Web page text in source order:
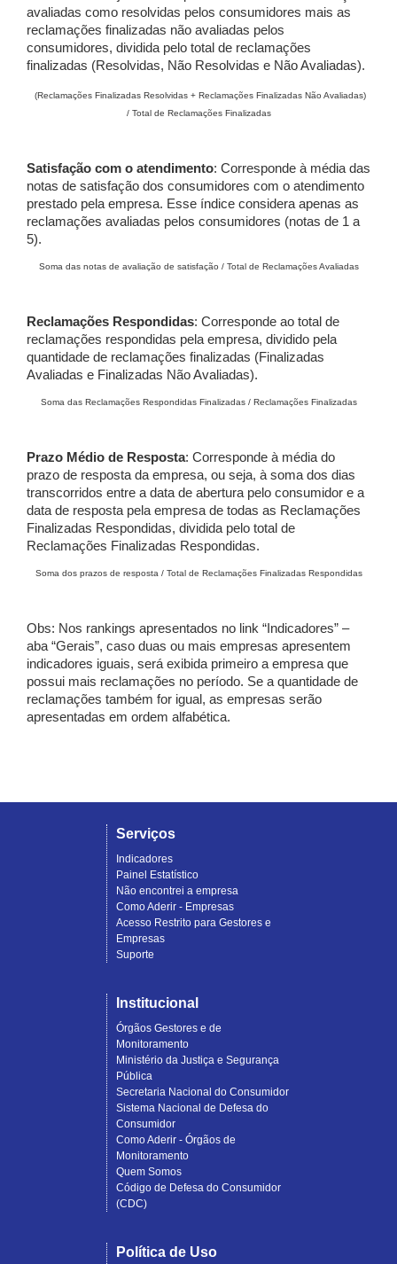
avaliadas como resolvidas pelos consumidores mais as
reclamações finalizadas não avaliadas pelos
consumidores, dividida pelo total de reclamações
finalizadas (Resolvidas, Não Resolvidas e Não Avaliadas).
(Reclamações Finalizadas Resolvidas + Reclamações Finalizadas Não Avaliadas)
/ Total de Reclamações Finalizadas
Satisfação com o atendimento: Corresponde à média das
notas de satisfação dos consumidores com o atendimento
prestado pela empresa. Esse índice considera apenas as
reclamações avaliadas pelos consumidores (notas de 1 a
5).
Soma das notas de avaliação de satisfação / Total de Reclamações Avaliadas
Reclamações Respondidas: Corresponde ao total de
reclamações respondidas pela empresa, dividido pela
quantidade de reclamações finalizadas (Finalizadas
Avaliadas e Finalizadas Não Avaliadas).
Soma das Reclamações Respondidas Finalizadas / Reclamações Finalizadas
Prazo Médio de Resposta: Corresponde à média do
prazo de resposta da empresa, ou seja, à soma dos dias
transcorridos entre a data de abertura pelo consumidor e a
data de resposta pela empresa de todas as Reclamações
Finalizadas Respondidas, dividida pelo total de
Reclamações Finalizadas Respondidas.
Soma dos prazos de resposta / Total de Reclamações Finalizadas Respondidas
Obs: Nos rankings apresentados no link “Indicadores” –
aba “Gerais”, caso duas ou mais empresas apresentem
indicadores iguais, será exibida primeiro a empresa que
possui mais reclamações no período. Se a quantidade de
reclamações também for igual, as empresas serão
apresentadas em ordem alfabética.
Serviços
Indicadores
Painel Estatístico
Não encontrei a empresa
Como Aderir - Empresas
Acesso Restrito para Gestores e
Empresas
Suporte
Institucional
Órgãos Gestores e de
Monitoramento
Ministério da Justiça e Segurança
Pública
Secretaria Nacional do Consumidor
Sistema Nacional de Defesa do
Consumidor
Como Aderir - Órgãos de
Monitoramento
Quem Somos
Código de Defesa do Consumidor
(CDC)
Política de Uso